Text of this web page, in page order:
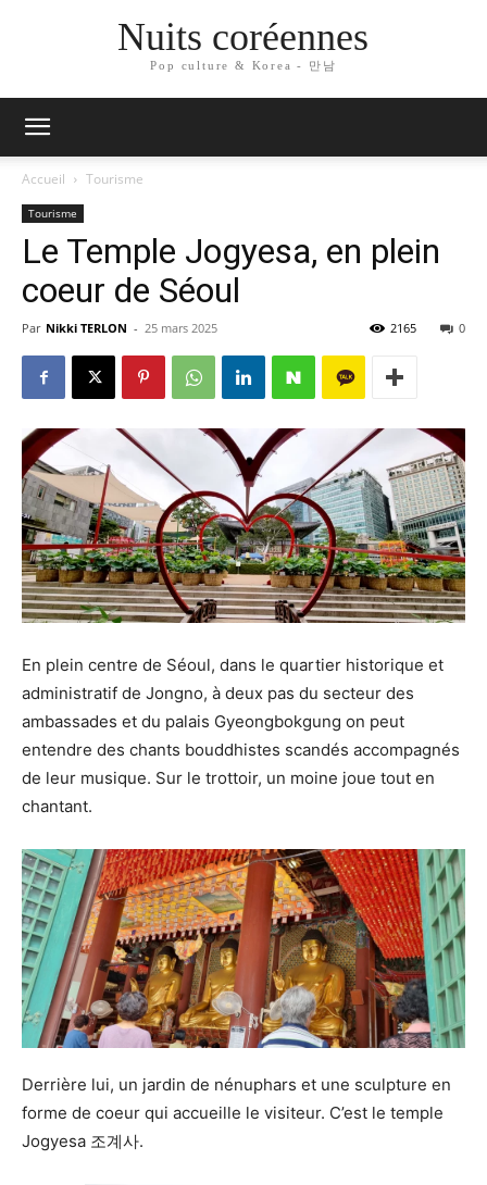
Nuits coréennes
Pop culture & Korea - 만남
Accueil Tourisme
Tourisme
Le Temple Jogyesa, en plein
coeur de Séoul
Par Nikki TERLON - 25 mars 2025 0
2165
En plein centre de Séoul, dans le quartier historique et
administratif de Jongno, à deux pas du secteur des
ambassades et du palais Gyeongbokgung on peut
entendre des chants bouddhistes scandés accompagnés
de leur musique. Sur le trottoir, un moine joue tout en
chantant.
Derrière lui, un jardin de nénuphars et une sculpture en
forme de coeur qui accueille le visiteur. C’est le temple
Jogyesa 조계사.